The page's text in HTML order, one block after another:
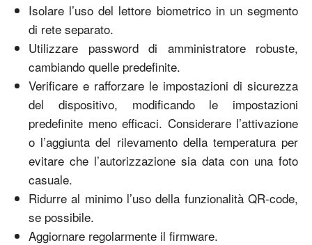
Isolare l’uso del lettore biometrico in un segmento
di rete separato.
Utilizzare password di amministratore robuste,
cambiando quelle predefinite.
Verificare e rafforzare le impostazioni di sicurezza
del dispositivo, modificando le impostazioni
predefinite meno efficaci. Considerare l’attivazione
o l’aggiunta del rilevamento della temperatura per
evitare che l’autorizzazione sia data con una foto
casuale.
Ridurre al minimo l’uso della funzionalità QR-code,
se possibile.
Aggiornare regolarmente il firmware.